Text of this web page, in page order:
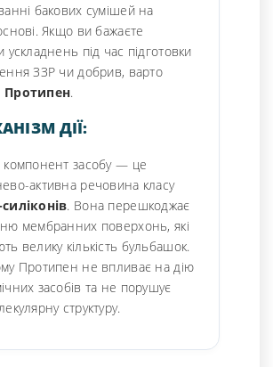
бакових сумішей на
Якщо ви бажаєте
ускладнень під час підготовки
ЗЗР чи добрив, варто
Протипен.
ДІЇ:
компонент засобу — це
активна речовина класу
. Вона перешкоджає
мембранних поверхонь, які
велику кількість бульбашок.
Протипен не впливає на дію
засобів та не порушує
структуру.